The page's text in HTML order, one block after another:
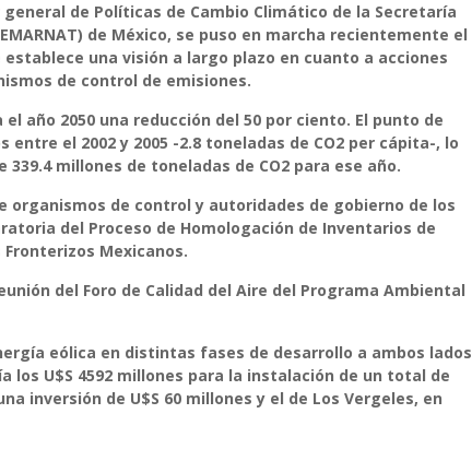
de Políticas de Cambio Climático de la Secretaría
de México, se puso en marcha recientemente el
una visión a largo plazo en cuanto a acciones
de control de emisiones.
año 2050 una reducción del 50 por ciento. El punto de
el 2002 y 2005 -2.8 toneladas de CO2 per cápita-, lo
millones de toneladas de CO2 para ese año.
de control y autoridades de gobierno de los
del Proceso de Homologación de Inventarios de
Mexicanos.
del Foro de Calidad del Aire del Programa Ambiental
eólica en distintas fases de desarrollo a ambos lados
los U$S 4592 millones para la instalación de un total de
inversión de U$S 60 millones y el de Los Vergeles, en